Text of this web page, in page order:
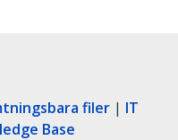
filer | IT
Base